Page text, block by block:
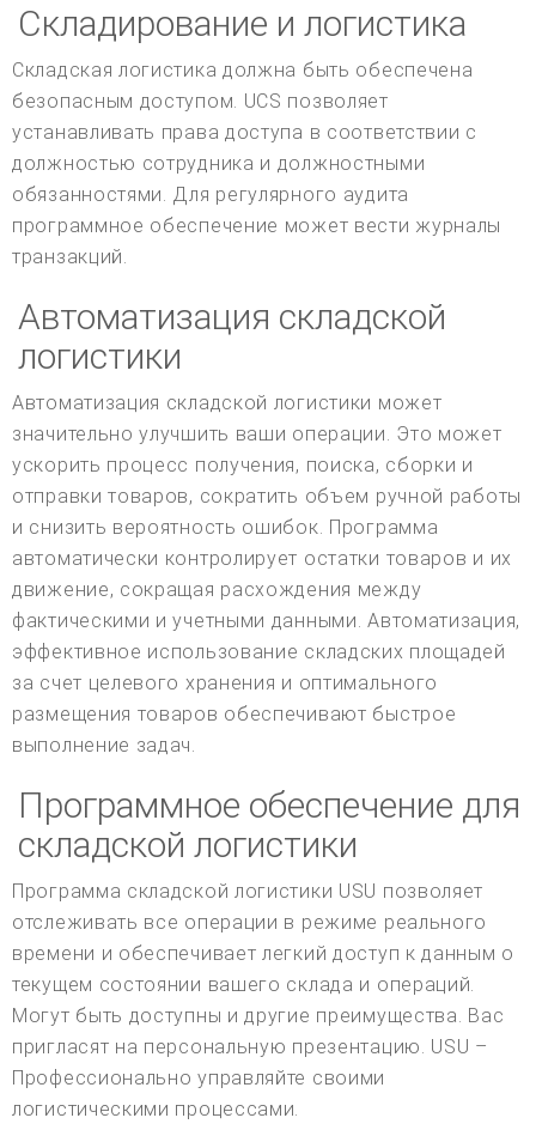
Складирование и логистика
Складская логистика должна быть обеспечена
безопасным доступом. UCS позволяет
устанавливать права доступа в соответствии с
должностью сотрудника и должностными
обязанностями. Для регулярного аудита
программное обеспечение может вести журналы
транзакций.
Автоматизация складской
логистики
Автоматизация складской логистики может
значительно улучшить ваши операции. Это может
ускорить процесс получения, поиска, сборки и
отправки товаров, сократить объем ручной работы
и снизить вероятность ошибок. Программа
автоматически контролирует остатки товаров и их
движение, сокращая расхождения между
фактическими и учетными данными. Автоматизация,
эффективное использование складских площадей
за счет целевого хранения и оптимального
размещения товаров обеспечивают быстрое
выполнение задач.
Программное обеспечение для
складской логистики
Программа складской логистики USU позволяет
отслеживать все операции в режиме реального
времени и обеспечивает легкий доступ к данным о
текущем состоянии вашего склада и операций.
Могут быть доступны и другие преимущества. Вас
пригласят на персональную презентацию. USU –
Профессионально управляйте своими
логистическими процессами.